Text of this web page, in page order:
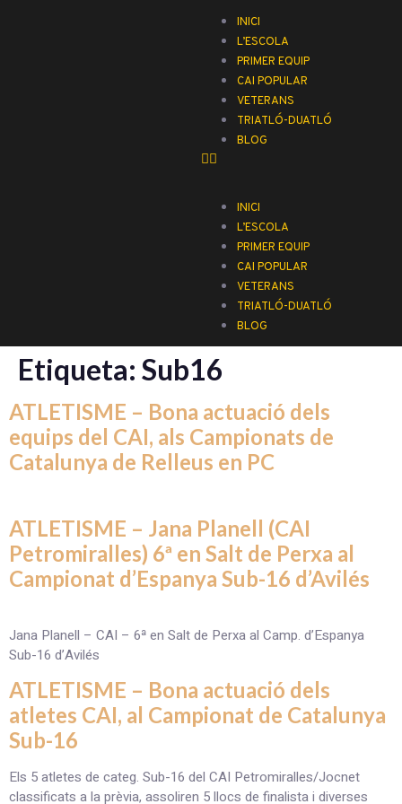
INICI
L’ESCOLA
PRIMER EQUIP
CAI POPULAR
VETERANS
TRIATLÓ-DUATLÓ
BLOG
INICI
L’ESCOLA
PRIMER EQUIP
CAI POPULAR
VETERANS
TRIATLÓ-DUATLÓ
BLOG
Etiqueta: Sub16
ATLETISME – Bona actuació dels
equips del CAI, als Campionats de
Catalunya de Relleus en PC
ATLETISME – Jana Planell (CAI
Petromiralles) 6ª en Salt de Perxa al
Campionat d’Espanya Sub-16 d’Avilés
Jana Planell – CAI – 6ª en Salt de Perxa al Camp. d’Espanya
Sub-16 d’Avilés
ATLETISME – Bona actuació dels
atletes CAI, al Campionat de Catalunya
Sub-16
Els 5 atletes de categ. Sub-16 del CAI Petromiralles/Jocnet
classificats a la prèvia, assoliren 5 llocs de finalista i diverses